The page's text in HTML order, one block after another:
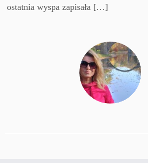
ostatnia wyspa zapisała […]